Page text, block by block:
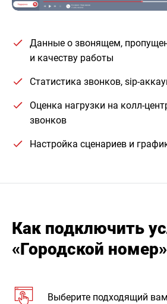
Данные о звонящем,
и качеству работы
Статистика звонков, sip-
Оценка нагрузки на колл-
звонков
Настройка сценариев и
Как подключить
«Городской номер»
Выберите подходящий